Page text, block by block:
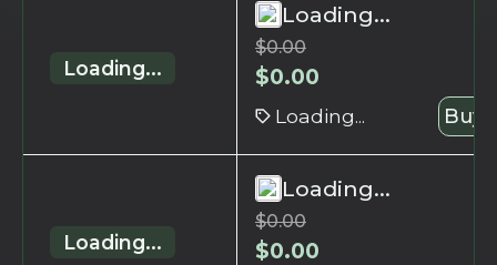
Loading...
Loading...
$0.00
$0.00
Loading... Buy
Loading...
Loading...
$0.00
$0.00